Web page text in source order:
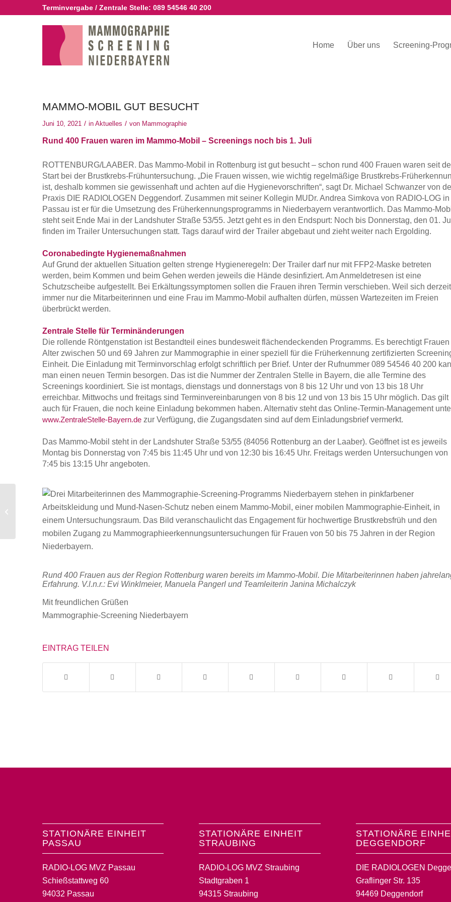
Terminvergabe / Zentrale Stelle: 089 54546 40 200
Home Über uns Screening-
MAMMO-MOBIL GUT BESUCHT
Juni 10, 2021 / in Aktuelles / von Mammographie
Rund 400 Frauen waren im Mammo-Mobil – Screenings noch bis 1. Juli
ROTTENBURG/LAABER. Das Mammo-Mobil in Rottenburg ist gut besucht – schon rund 400 Frauen waren seit
Start bei der Brustkrebs-Frühuntersuchung. „Die Frauen wissen, wie wichtig regelmäßige Brustkrebs-
ist, deshalb kommen sie gewissenhaft und achten auf die Hygienevorschriften“, sagt Dr. Michael Schwanzer von
Praxis DIE RADIOLOGEN Deggendorf. Zusammen mit seiner Kollegin MUDr. Andrea Simkova von RADIO-LOG in
Passau ist er für die Umsetzung des Früherkennungsprogramms in Niederbayern verantwortlich. Das Mammo-
steht seit Ende Mai in der Landshuter Straße 53/55. Jetzt geht es in den Endspurt: Noch bis Donnerstag, den 01.
finden im Trailer Untersuchungen statt. Tags darauf wird der Trailer abgebaut und zieht weiter nach Ergolding.
Coronabedingte Hygienemaßnahmen
Auf Grund der aktuellen Situation gelten strenge Hygieneregeln: Der Trailer darf nur mit FFP2-Maske betreten
werden, beim Kommen und beim Gehen werden jeweils die Hände desinfiziert. Am Anmeldetresen ist eine
Schutzscheibe aufgestellt. Bei Erkältungssymptomen sollen die Frauen ihren Termin verschieben. Weil sich derzeit
immer nur die Mitarbeiterinnen und eine Frau im Mammo-Mobil aufhalten dürfen, müssen Wartezeiten im Freien
überbrückt werden.
Zentrale Stelle für Terminänderungen
Die rollende Röntgenstation ist Bestandteil eines bundesweit flächendeckenden Programms. Es berechtigt Frauen
Alter zwischen 50 und 69 Jahren zur Mammographie in einer speziell für die Früherkennung zertifizierten
Einheit. Die Einladung mit Terminvorschlag erfolgt schriftlich per Brief. Unter der Rufnummer 089 54546 40 200
man einen neuen Termin besorgen. Das ist die Nummer der Zentralen Stelle in Bayern, die alle Termine des
Screenings koordiniert. Sie ist montags, dienstags und donnerstags von 8 bis 12 Uhr und von 13 bis 18 Uhr
erreichbar. Mittwochs und freitags sind Terminvereinbarungen von 8 bis 12 und von 13 bis 15 Uhr möglich. Das gilt
auch für Frauen, die noch keine Einladung bekommen haben. Alternativ steht das Online-Termin-Management
www.ZentraleStelle-Bayern.dezur Verfügung, die Zugangsdaten sind auf dem Einladungsbrief vermerkt.
Das Mammo-Mobil steht in der Landshuter Straße 53/55 (84056 Rottenburg an der Laaber). Geöffnet ist es jeweils
Montag bis Donnerstag von 7:45 bis 11:45 Uhr und von 12:30 bis 16:45 Uhr. Freitags werden Untersuchungen von
7:45 bis 13:15 Uhr angeboten.
Rund 400 Frauen aus der Region Rottenburg waren bereits im Mammo-Mobil. Die Mitarbeiterinnen haben
Erfahrung. V.l.n.r.: Evi Winklmeier, Manuela Pangerl und Teamleiterin Janina Michalczyk
Mit freundlichen Grüßen
Mammographie-Screening Niederbayern
EINTRAG TEILEN
STATIONÄRE EINHEIT
PASSAU
RADIO-LOG MVZ Passau
Schießstattweg 60
94032 Passau
STATIONÄRE EINHEIT
STRAUBING
RADIO-LOG MVZ Straubing
Stadtgraben 1
94315 Straubing
STATIONÄRE
DEGGENDORF
DIE RADIOLOGEN
Graflinger Str. 135
94469 Deggendorf
Brustkrebs-Früherkennung in
Landshut